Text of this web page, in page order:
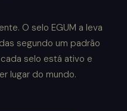
O selo EGUM a leva
segundo um padrão
selo está ativo e
lugar do mundo.